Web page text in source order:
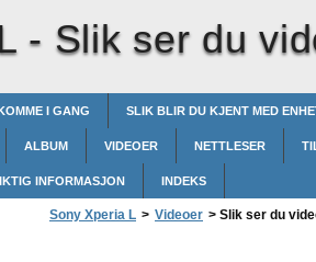
- Slik ser du
I GANG SLIK BLIR DU KJENT MED
ALBUM VIDEOER NETTLESER
INFORMASJON INDEKS
Sony Xperia L > Videoer > Slik ser du